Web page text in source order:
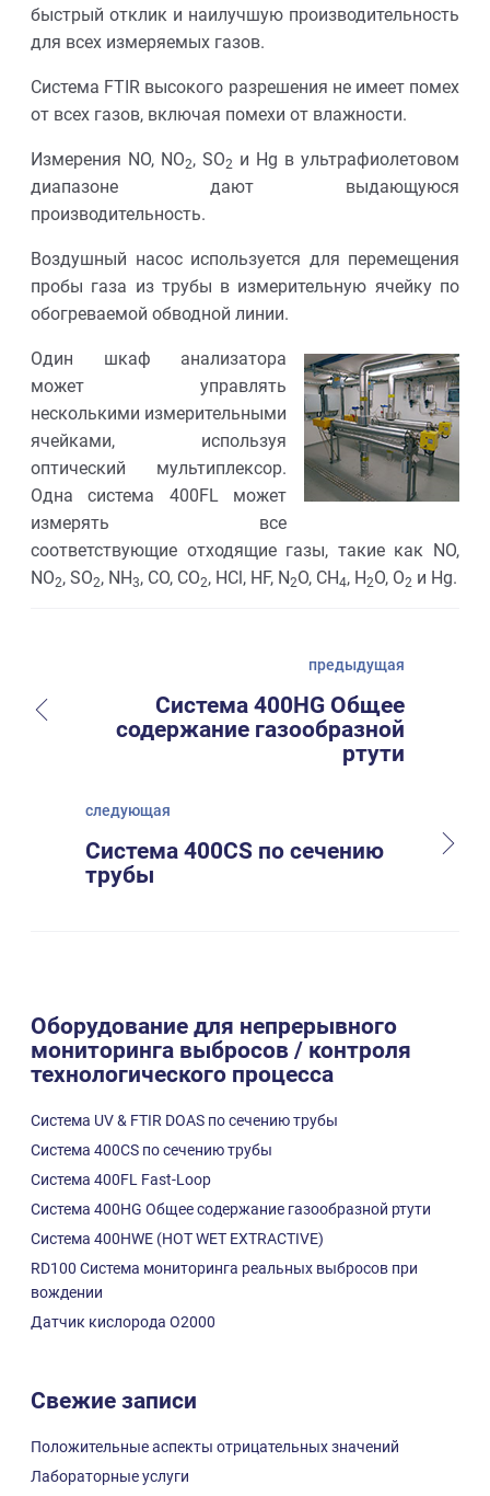
быстрый отклик и наилучшую производительность
для всех измеряемых газов.
Система FTIR высокого разрешения не имеет помех
от всех газов, включая помехи от влажности.
Измерения NO, NO2, SO2 и Hg в ультрафиолетовом
диапазоне дают выдающуюся
производительность.
Воздушный насос используется для перемещения
пробы газа из трубы в измерительную ячейку по
обогреваемой обводной линии.
Один шкаф анализатора
может управлять
несколькими измерительными
ячейками, используя
оптический мультиплексор.
Одна система 400FL может
измерять все
соответствующие отходящие газы, такие как NO,
NO2, SO2, NH3, CO, CO2, HCl, HF, N2O, CH4, H2O, O2 и Hg.
предыдущая
Система 400HG Общее
содержание газообразной
ртути
следующая
Система 400CS по сечению
трубы
Оборудование для непрерывного
мониторинга выбросов / контроля
технологического процесса
Система UV & FTIR DOAS по сечению трубы
Система 400CS по сечению трубы
Система 400FL Fast-Loop
Система 400HG Общее содержание газообразной ртути
Система 400HWE (HOT WET EXTRACTIVE)
RD100 Система мониторинга реальных выбросов при
вождении
Датчик кислорода О2000
Свежие записи
Положительные аспекты отрицательных значений
Лабораторные услуги